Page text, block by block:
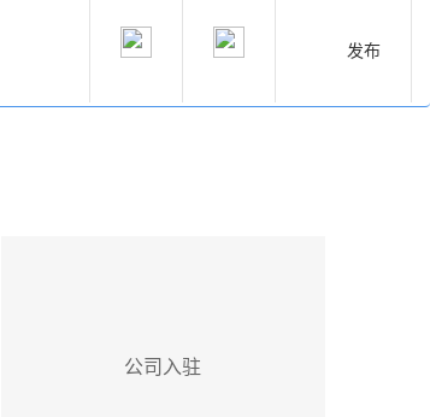
发布
公司入驻